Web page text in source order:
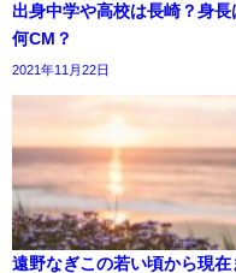
出身中学や高校は長崎？身長
何CM？
2021年11月22日
遠野なぎこの若い頃から現在